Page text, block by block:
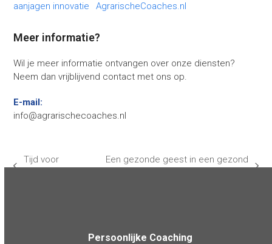
Meer informatie?
Wil je meer informatie ontvangen over onze diensten?
Neem dan vrijblijvend contact met ons op.
E-mail:
info@agrarischecoaches.nl
Tijd voor
Een gezonde geest in een gezond
Persoonlijke Coaching